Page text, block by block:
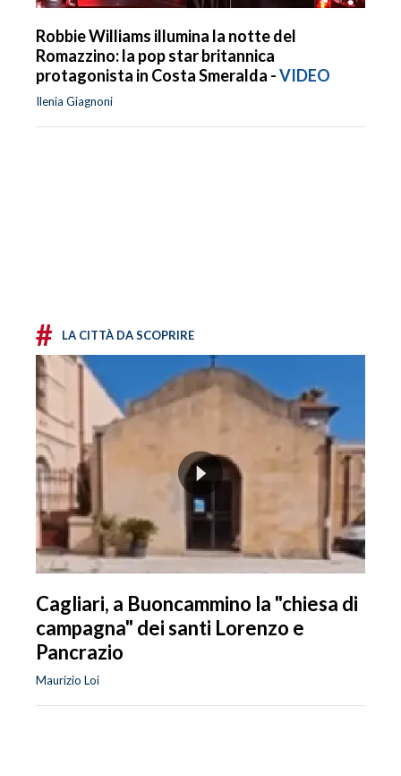
Robbie Williams illumina la notte del
Romazzino: la pop star britannica
protagonista in Costa Smeralda -VIDEO
Ilenia Giagnoni
# LA CITTÀ DA SCOPRIRE
Cagliari, a Buoncammino la "chiesa di
campagna" dei santi Lorenzo e
Pancrazio
Maurizio Loi